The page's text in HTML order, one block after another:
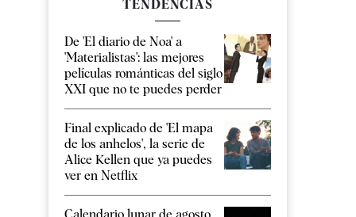
TENDENCIAS
De 'El diario de Noa' a
'Materialistas': las mejores
películas románticas del siglo
XXI que no te puedes perder
Final explicado de 'El mapa
de los anhelos', la serie de
Alice Kellen que ya puedes
ver en Netflix